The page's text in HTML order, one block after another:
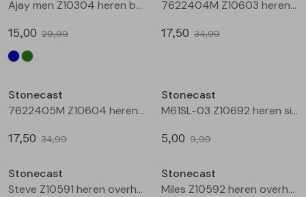
Ajay men Z10304 heren bermuda Groen donker
15,00 29,99
7622404M Z10603 heren overhemd km Marine
17,50 34,99
Stonecast
7622405M Z10604 heren overhemd km Marine
17,50 34,99
Stonecast
M61SL-03 Z10692 heren singlet Marine
5,00 9,99
Stonecast
Steve Z10591 heren overhemd km Blauw
Stonecast
Miles Z10592 heren overhemd km Marine